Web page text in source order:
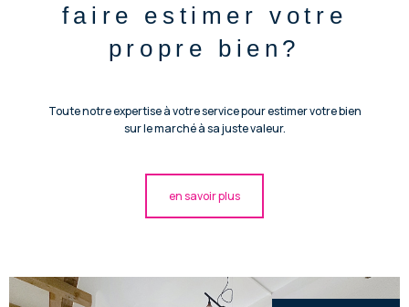
faire estimer votre
propre bien?
Toute notre expertise à votre service pour estimer votre bien
sur le marché à sa juste valeur.
en savoir plus